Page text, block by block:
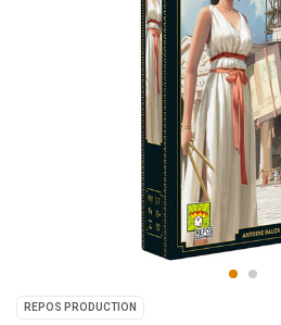
REPOS PRODUCTION